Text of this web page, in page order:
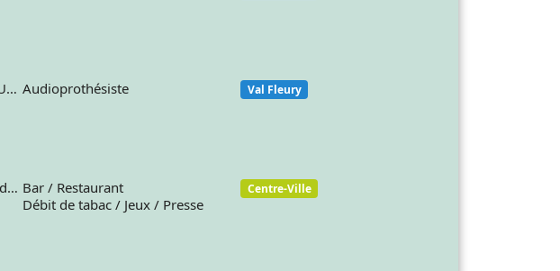
3 AVENUE LOUVOIS 92190 MEUDON Audioprothésiste Val Fleury
13 place Stalingrad 92190 meudon France Bar / Restaurant
Débit de tabac / Jeux / Presse
Centre-Ville